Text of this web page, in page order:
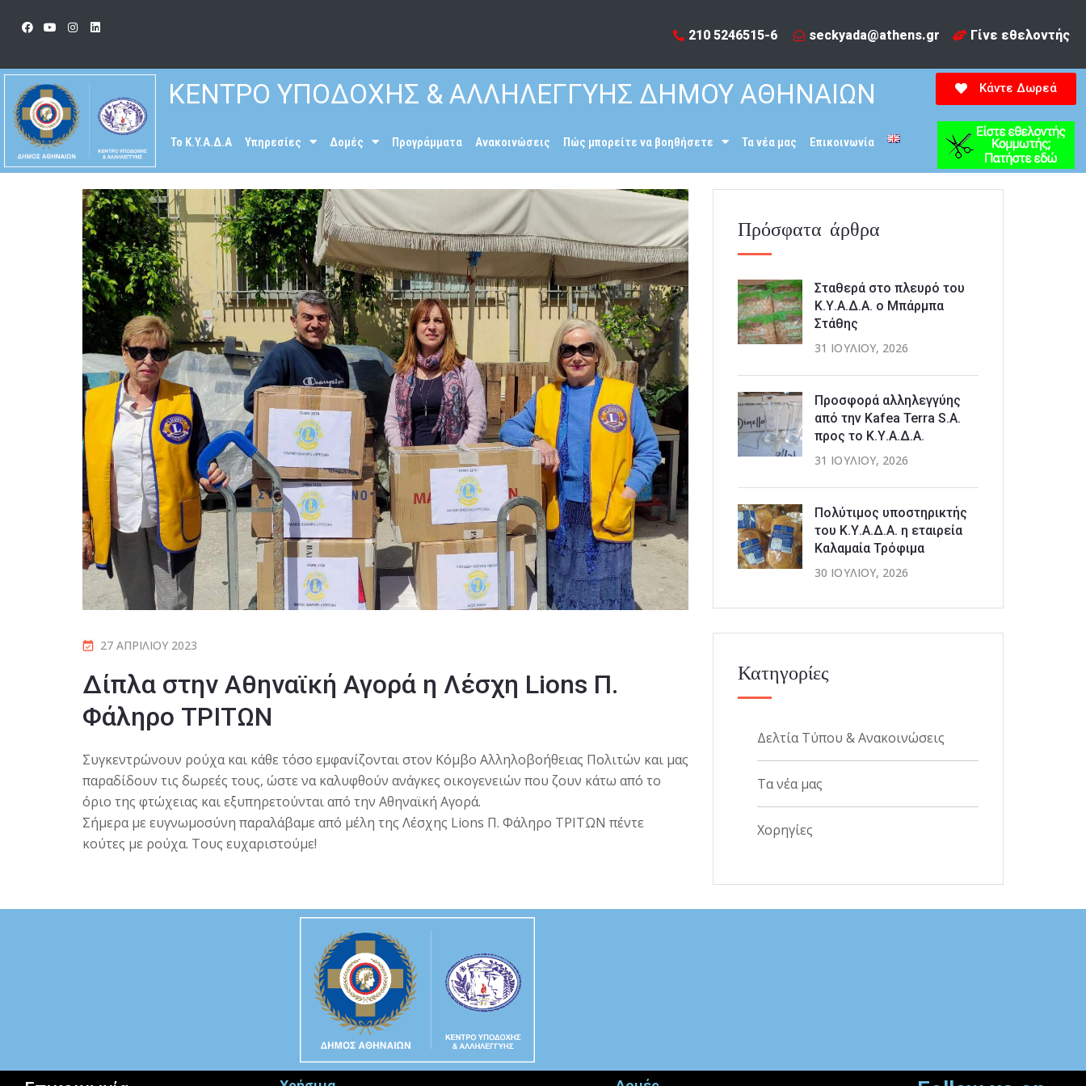
210 5246515-6​ seckyada@athens.gr Γίνε εθελοντής
ΚΕΝΤΡΟ ΥΠΟΔΟΧΗΣ & ΑΛΛΗΛΕΓΓΥΗΣ ΔΗΜΟΥ ΑΘΗΝΑΙΩΝ
To K.Y.A.Δ.Α Υπηρεσίες Δομές Προγράμματα Ανακοινώσεις Πώς μπορείτε να βοηθήσετε Τα νέα μας Επικοινωνία
Κάντε Δωρεά
27 ΑΠΡΙΛΊΟΥ 2023
Δίπλα στην Αθηναϊκή Αγορά η Λέσχη Lions Π.
Φάληρο ΤΡΙΤΩΝ
Συγκεντρώνουν ρούχα και κάθε τόσο εμφανίζονται στον Κόμβο Αλληλοβοήθειας Πολιτών και μας
παραδίδουν τις δωρεές τους, ώστε να καλυφθούν ανάγκες οικογενειών που ζουν κάτω από το
όριο της φτώχειας και εξυπηρετούνται από την Αθηναϊκή Αγορά.
Σήμερα με ευγνωμοσύνη παραλάβαμε από μέλη της Λέσχης Lions Π. Φάληρο ΤΡΙΤΩΝ πέντε
κούτες με ρούχα. Τους ευχαριστούμε!
Πρόσφατα άρθρα
Σταθερά στο πλευρό του
Κ.Υ.Α.Δ.Α. ο Μπάρμπα
Στάθης
31 ΙΟΥΛΊΟΥ, 2026
Προσφορά αλληλεγγύης
από την Kafea Terra S.A.
προς το Κ.Υ.Α.Δ.Α.
31 ΙΟΥΛΊΟΥ, 2026
Πολύτιμος υποστηρικτής
του Κ.Υ.Α.Δ.Α. η εταιρεία
Καλαμαία Τρόφιμα
30 ΙΟΥΛΊΟΥ, 2026
Κατηγορίες
Δελτία Τύπου & Ανακοινώσεις
Τα νέα μας
Χορηγίες